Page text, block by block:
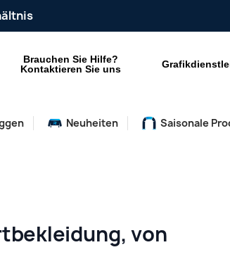
Brauchen Sie Hilfe?
Kontaktieren Sie uns
Neuheiten Saisonale
von